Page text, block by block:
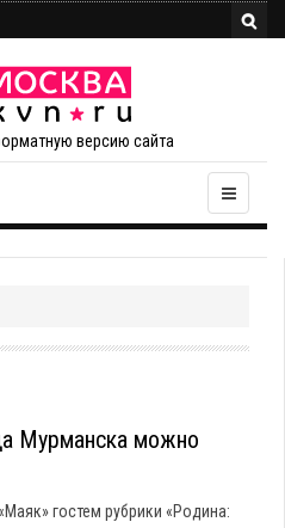
версию сайта
Мурманска можно
гостем рубрики «Родина: